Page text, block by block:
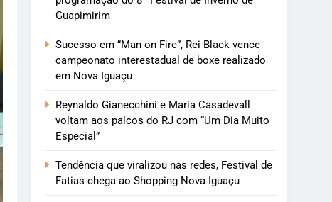
Guapimirim
Sucesso em “Man on Fire”, Rei Black vence
campeonato interestadual de boxe realizado
em Nova Iguaçu
Reynaldo Gianecchini e Maria Casadevall
voltam aos palcos do RJ com “Um Dia Muito
Especial”
Tendência que viralizou nas redes, Festival de
Fatias chega ao Shopping Nova Iguaçu